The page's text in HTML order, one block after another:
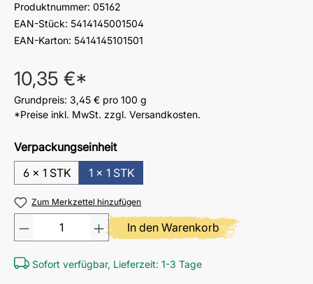
Produktnummer: 05162
EAN-Stück: 5414145001504
EAN-Karton: 5414145101501
Regulärer Preis:
10,35 €*
Grundpreis: 3,45 € pro 100 g
*Preise inkl. MwSt. zzgl. Versandkosten.
Verpackungseinheit
6 x 1 STK
1 x 1 STK
Zum Merkzettel hinzufügen
Produkt Anzahl: Gib den
In den Warenkorb
Sofort verfügbar, Lieferzeit: 1-3 Tage